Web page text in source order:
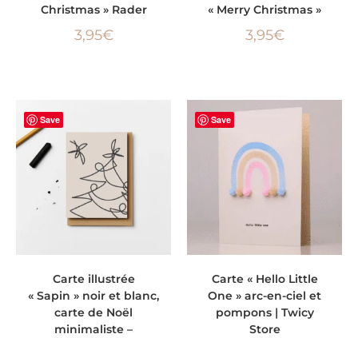
Christmas » Rader
3,95€
« Merry Christmas »
3,95€
Save
Carte illustrée
« Sapin » noir et blanc,
carte de Noël
minimaliste –
Save
Carte « Hello Little
One » arc-en-ciel et
pompons | Twicy
Store